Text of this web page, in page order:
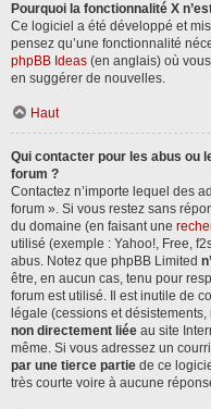
Pourquoi la fonctionnalité X
Ce logiciel a été développé et
pensez qu’une fonctionnalité
phpBB Ideas (en anglais) où
en suggérer de nouvelles.
Haut
Qui contacter pour les abus ou
forum ?
Contactez n’importe lequel des
forum ». Si vous restez sans
du domaine (en faisant une
utilisé (exemple : Yahoo!, Free,
abus. Notez que phpBB Limited
être, en aucun cas, tenu pour
forum est utilisé. Il est inutile de
légale (cessions et
non directement liée au site
même. Si vous adressez un
par une tierce partie de ce
très courte voire à aucune